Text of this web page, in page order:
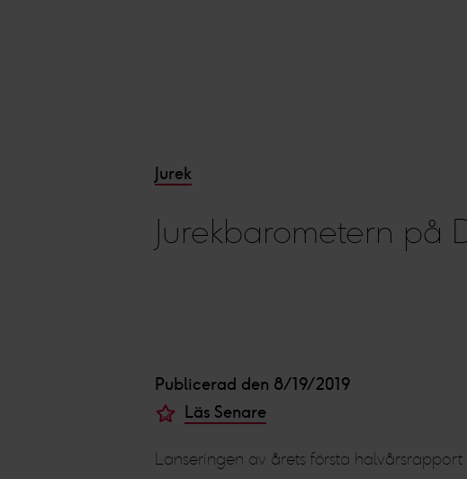
Jurek
Jurekbarometern på
Publicerad den 8/19/2019
Läs Senare
Lanseringen av årets första